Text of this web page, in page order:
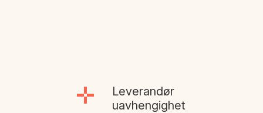
Leverandør
uavhengighet